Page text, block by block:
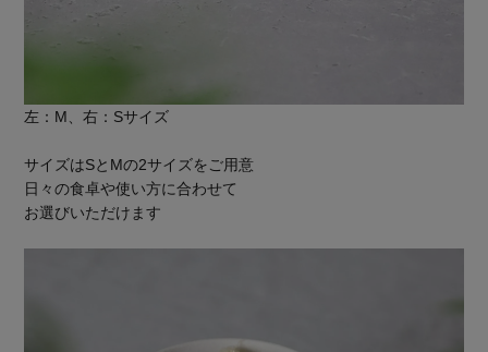
左：M、右：Sサイズ
サイズはSとMの2サイズをご用意
日々の食卓や使い方に合わせて
お選びいただけます